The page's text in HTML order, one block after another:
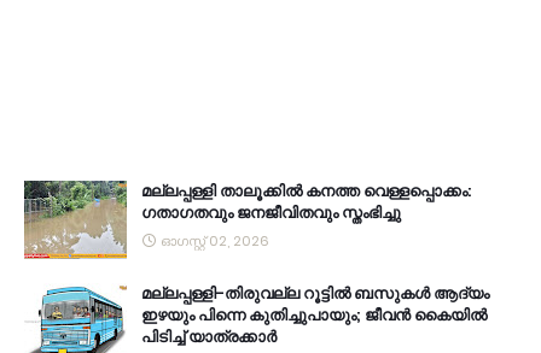
മല്ലപ്പള്ളി താലൂക്കിൽ കനത്ത വെള്ളപ്പൊക്കം:
ഗതാഗതവും ജനജീവിതവും സ്തംഭിച്ചു
ഓഗസ്റ്റ് 02, 2026
മല്ലപ്പള്ളി-തിരുവല്ല റൂട്ടിൽ ബസുകൾ ആദ്യം
ഇഴയും പിന്നെ കുതിച്ചുപായും; ജീവൻ കൈയിൽ
പിടിച്ച് യാത്രക്കാർ